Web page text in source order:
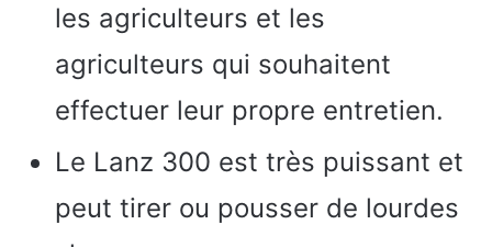
les agriculteurs et les
agriculteurs qui souhaitent
effectuer leur propre entretien.
Le Lanz 300 est très puissant et
peut tirer ou pousser de lourdes